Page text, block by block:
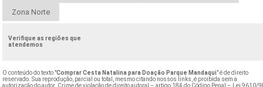
Zona Norte
Verifique as regiões que
atendemos
O conteúdo do texto "Comprar Cesta Natalina para Doação Parque Mandaqui" é de direito
reservado. Sua reprodução, parcial ou total, mesmo citando nossos links, é proibida sem a
autorização do autor. Crime de violação de direito autoral – artigo 184 do Código Penal –
Lei 9610/